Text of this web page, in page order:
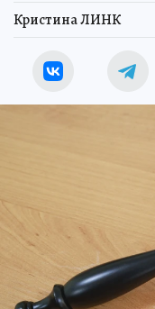
Кристина ЛИНК